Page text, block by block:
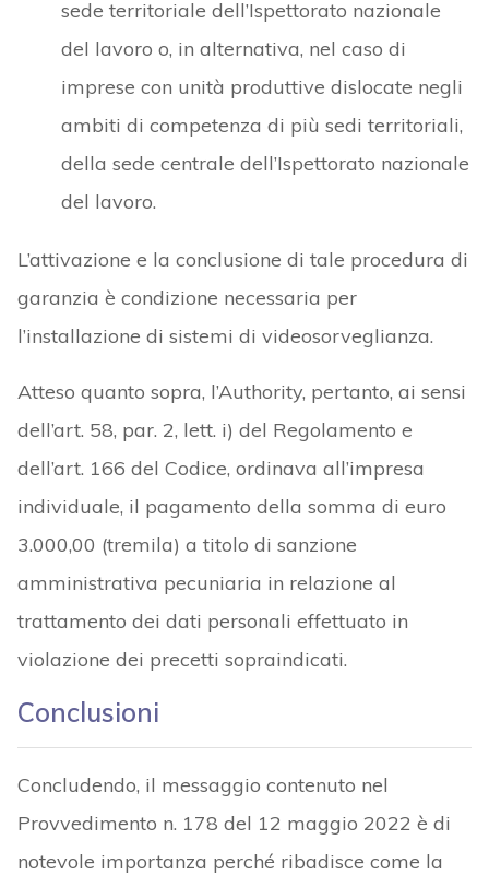
sede territoriale dell’Ispettorato nazionale
del lavoro o, in alternativa, nel caso di
imprese con unità produttive dislocate negli
ambiti di competenza di più sedi territoriali,
della sede centrale dell’Ispettorato nazionale
del lavoro.
L’attivazione e la conclusione di tale procedura di
garanzia è condizione necessaria per
l’installazione di sistemi di videosorveglianza.
Atteso quanto sopra, l’Authority, pertanto, ai sensi
dell’art. 58, par. 2, lett. i) del Regolamento e
dell’art. 166 del Codice, ordinava all’impresa
individuale, il pagamento della somma di euro
3.000,00 (tremila) a titolo di sanzione
amministrativa pecuniaria in relazione al
trattamento dei dati personali effettuato in
violazione dei precetti sopraindicati.
Conclusioni
Concludendo, il messaggio contenuto nel
Provvedimento n. 178 del 12 maggio 2022 è di
notevole importanza perché ribadisce come la